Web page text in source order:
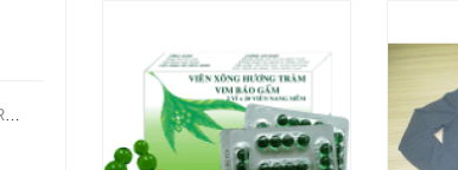
Combo 2 Typ Sữa Rửa Mặt Nivea Men Giúp Giảm Mụn, Giảm Hư Tổn Da